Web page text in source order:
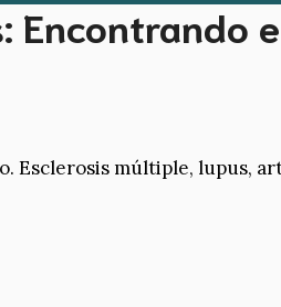
Encontrando
Esclerosis múltiple, lupus,